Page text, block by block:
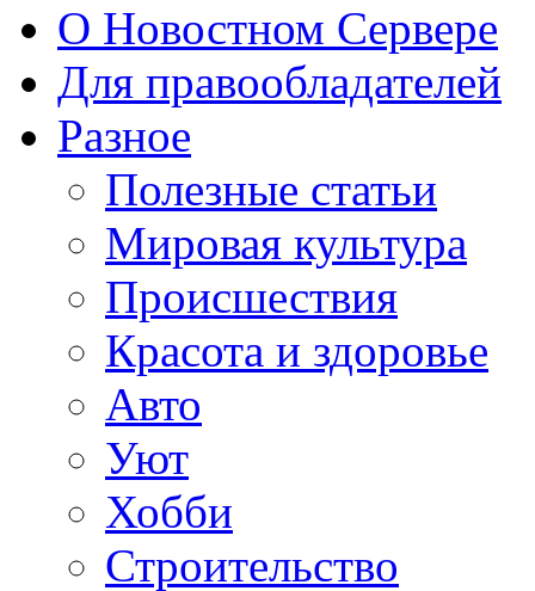
О Новостном Сервере
Для правообладателей
Разное
Полезные статьи
Мировая культура
Происшествия
Красота и здоровье
Авто
Уют
Хобби
Строительство